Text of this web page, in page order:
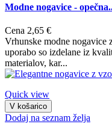
Modne nogavice -
Cena 2,65 €
Vrhunske modne nogavice
uporabo so izdelane iz
materialov, kar...
Quick view
V košarico
Dodaj na seznam želja